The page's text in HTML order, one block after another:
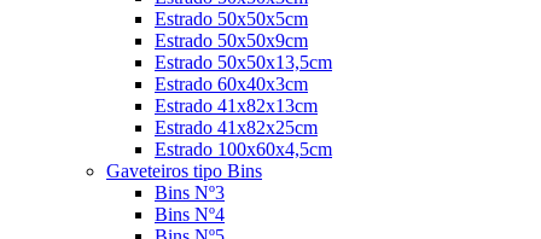
Estrado 50x50x5cm
Estrado 50x50x9cm
Estrado 50x50x13,5cm
Estrado 60x40x3cm
Estrado 41x82x13cm
Estrado 41x82x25cm
Estrado 100x60x4,5cm
Gaveteiros tipo Bins
Bins Nº3
Bins Nº4